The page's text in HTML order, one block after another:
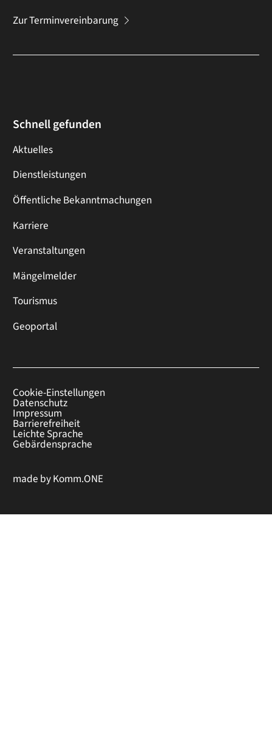
Zur Terminvereinbarung
Schnell gefunden
Aktuelles
Dienstleistungen
Öffentliche Bekanntmachungen
Karriere
Veranstaltungen
Mängelmelder
Tourismus
Geoportal
Cookie-Einstellungen
Datenschutz
Impressum
Barrierefreiheit
Leichte Sprache
Gebärdensprache
made byKomm.ONE